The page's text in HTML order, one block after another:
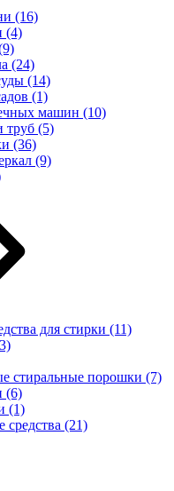
(16)
(4)
(24)
(14)
(1)
машин (10)
труб (5)
(36)
(9)
для стирки (11)
стиральные порошки (7)
(6)
(1)
(21)